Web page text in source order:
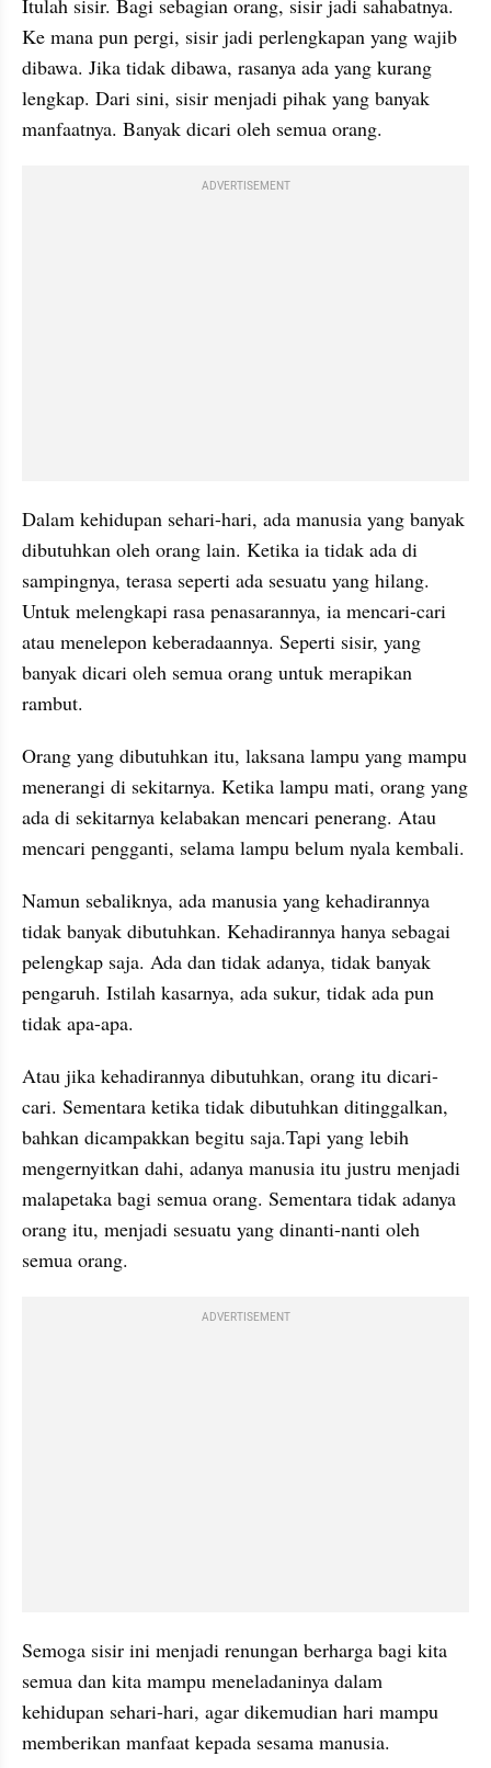
Itulah sisir. Bagi sebagian orang, sisir jadi sahabatnya.
Ke mana pun pergi, sisir jadi perlengkapan yang wajib
dibawa. Jika tidak dibawa, rasanya ada yang kurang
lengkap. Dari sini, sisir menjadi pihak yang banyak
manfaatnya. Banyak dicari oleh semua orang.
ADVERTISEMENT
Dalam kehidupan sehari-hari, ada manusia yang banyak
dibutuhkan oleh orang lain. Ketika ia tidak ada di
sampingnya, terasa seperti ada sesuatu yang hilang.
Untuk melengkapi rasa penasarannya, ia mencari-cari
atau menelepon keberadaannya. Seperti sisir, yang
banyak dicari oleh semua orang untuk merapikan
rambut.
Orang yang dibutuhkan itu, laksana lampu yang mampu
menerangi di sekitarnya. Ketika lampu mati, orang yang
ada di sekitarnya kelabakan mencari penerang. Atau
Namun sebaliknya, ada manusia yang kehadirannya
tidak banyak dibutuhkan. Kehadirannya hanya sebagai
pelengkap saja. Ada dan tidak adanya, tidak banyak
pengaruh. Istilah kasarnya, ada sukur, tidak ada pun
tidak apa-apa.
Atau jika kehadirannya dibutuhkan, orang itu dicari-
cari. Sementara ketika tidak dibutuhkan ditinggalkan,
bahkan dicampakkan
mengernyitkan dahi, adanya manusia itu justru menjadi
malapetaka bagi semua orang. Sementara tidak adanya
orang itu, menjadi sesuatu yang dinanti-nanti oleh
semua orang.
ADVERTISEMENT
Semoga sisir ini menjadi renungan berharga bagi kita
semua dan kita mampu meneladaninya dalam
kehidupan sehari-hari, agar dikemudian hari mampu
memberikan manfaat kepada sesama manusia.